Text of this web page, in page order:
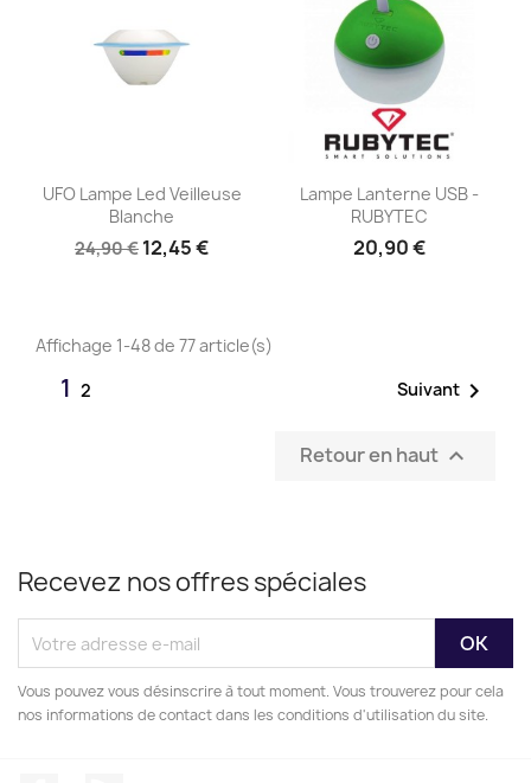
 Aperçu rapide
UFO Lampe Led Veilleuse
Blanche
24,90 € 12,45 €
Aperçu rapide
Lampe Lanterne USB -
RUBYTEC
20,90 €
Affichage 1-48 de 77 article(s)
1 2 Suivant 
Retour en haut 
Recevez nos offres spéciales
Vous pouvez vous désinscrire à tout moment. Vous trouverez pour cela
nos informations de contact dans les conditions d'utilisation du site.